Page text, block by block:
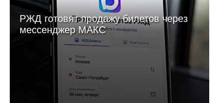
РЖД готовят продажу билетов через
мессенджер МАКС